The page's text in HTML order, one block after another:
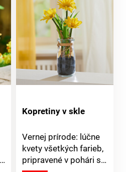
Kopretiny v skle
Vernej prírode: lúčne
kvety všetkých farieb,
pripravené v pohári s